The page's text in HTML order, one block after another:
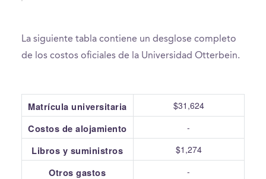
La siguiente tabla contiene un desglose completo
de los costos oficiales de la Universidad Otterbein.
Matrícula universitaria $31,624
Costos de alojamiento -
Libros y suministros $1,274
Otros gastos -